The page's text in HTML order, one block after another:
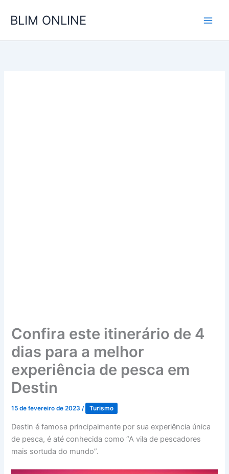
para
conteúdo
BLIM ONLINE
Confira este itinerário de 4
dias para a melhor
experiência de pesca em
Destin
15 de fevereiro de 2023/ Turismo
Destin é famosa principalmente por sua experiência única
de pesca, é até conhecida como “A vila de pescadores
mais sortuda do mundo”.